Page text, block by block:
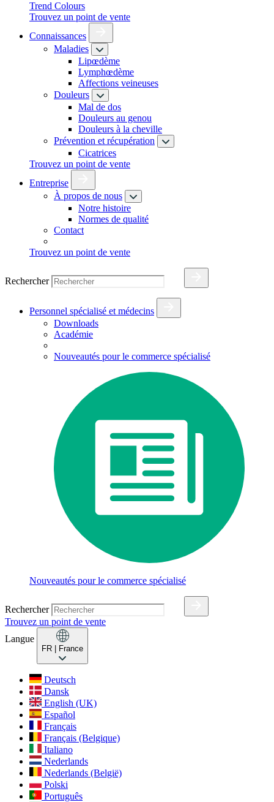
Trend Colours
Trouvez un point de vente
Connaissances
Maladies
Lipœdème
Lymphœdème
Affections veineuses
Douleurs
Mal de dos
Douleurs au genou
Douleurs à la cheville
Prévention et récupération
Cicatrices
Trouvez un point de vente
Entreprise
À propos de nous
Notre histoire
Normes de qualité
Contact
Trouvez un point de vente
Rechercher
Personnel spécialisé et médecins
Downloads
Académie
Nouveautés pour le commerce spécialisé
Nouveautés pour le commerce spécialisé
Rechercher
Trouvez un point de vente
Langue
FR | France
Deutsch
Dansk
English (UK)
Español
Français
Français (Belgique)
Italiano
Nederlands
Nederlands (België)
Polski
Português